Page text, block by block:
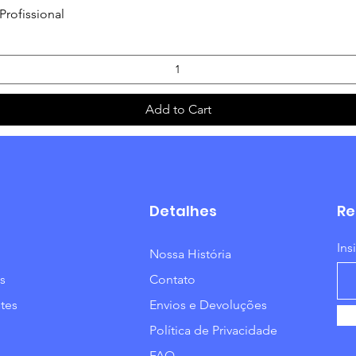
Add to Cart
Detalhes
Nossa História
Contato
Envios e Devoluções
Política de Privacidade